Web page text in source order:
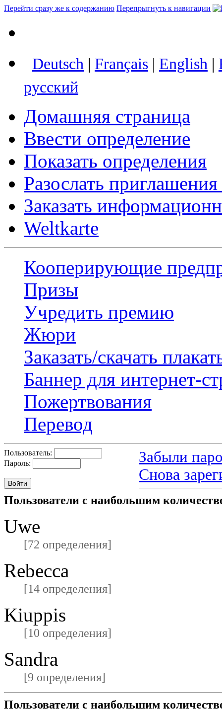
Перейти сразу же к содержанию Перепрыгнуть к навигации
Deutsch | Français | English |
русский
Домашняя страница
Ввести определение
Показать определения
Разослать
Заказать
Weltkarte
Кооперирующие
Призы
Учредить премию
Жюри
Заказать/скачать
Баннер для интернет-
Пожертвования
Перевод
Пользователь:
Пароль:
Забыли
Снова
Пользователи с наибольшим
Uwe
[72 определения]
Rebecca
[14 определения]
Kiuppis
[10 определения]
Sandra
[9 определения]
Пользователи с наибольшим